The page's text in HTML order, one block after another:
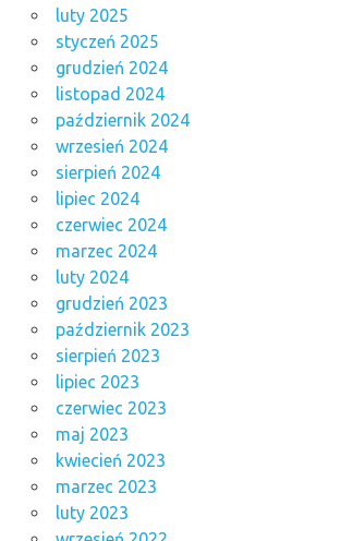
luty 2025
styczeń 2025
grudzień 2024
listopad 2024
październik 2024
wrzesień 2024
sierpień 2024
lipiec 2024
czerwiec 2024
marzec 2024
luty 2024
grudzień 2023
październik 2023
sierpień 2023
lipiec 2023
czerwiec 2023
maj 2023
kwiecień 2023
marzec 2023
luty 2023